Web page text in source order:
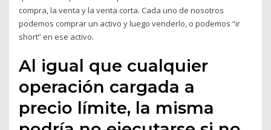
compra, la venta y la venta corta. Cada uno de nosotros
podemos comprar un activo y luego venderlo, o podemos “ir
short” en ese activo.
Al igual que cualquier
operación cargada a
precio límite, la misma